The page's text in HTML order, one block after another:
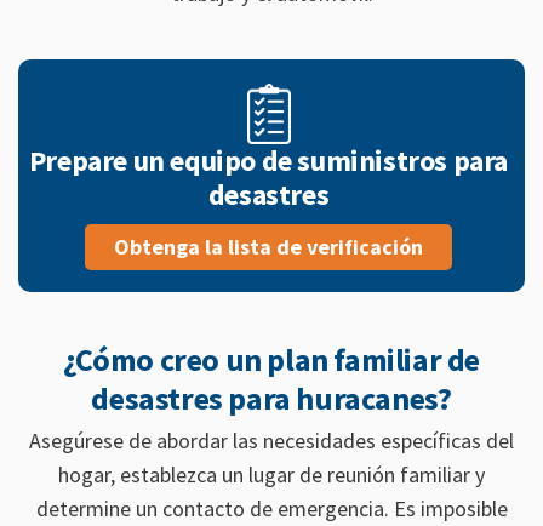
Prepare un equipo de suministros para
desastres
Obtenga la lista de verificación
¿Cómo creo un plan familiar de
desastres para huracanes?
Asegúrese de abordar las necesidades específicas del
hogar, establezca un lugar de reunión familiar y
determine un contacto de emergencia. Es imposible